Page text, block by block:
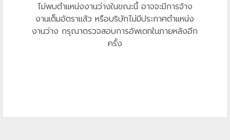
ไม่พบตำแหน่งงานว่างในขณะนี้ อาจจะมีการจ้าง
งานเต็มอัตราแล้ว หรือบริษัทไม่มีประกาศตำแหน่ง
งานว่าง กรุณาตรวจสอบการอัพเดทในภายหลังอีก
ครั้ง